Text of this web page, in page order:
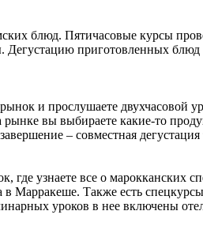
блюд. Пятичасовые курсы
Дегустацию приготовленных
и прослушаете двухчасовой
вы выбираете какие-то
– совместная дегустация
узнаете все о марокканских
в Марракеше. Также есть
уроков в нее включены